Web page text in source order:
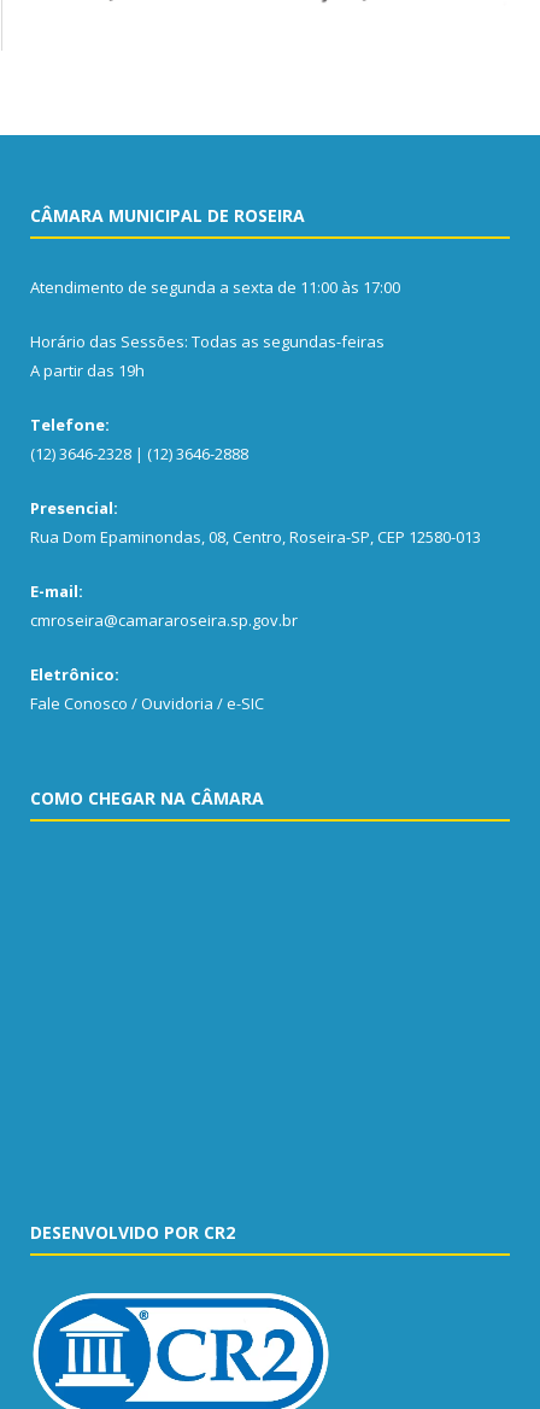
CÂMARA MUNICIPAL DE ROSEIRA
Atendimento de segunda a sexta de 11:00 às 17:00
Horário das Sessões: Todas as segundas-feiras
A partir das 19h
Telefone:
(12) 3646-2328 | (12) 3646-2888
Presencial:
Rua Dom Epaminondas, 08, Centro, Roseira-SP, CEP 12580-013
E-mail:
cmroseira@camararoseira.sp.gov.br
Eletrônico:
Fale Conosco / Ouvidoria / e-SIC
COMO CHEGAR NA CÂMARA
DESENVOLVIDO POR CR2